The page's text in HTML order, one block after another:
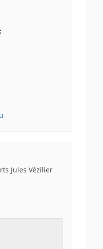
Jules Vézilier